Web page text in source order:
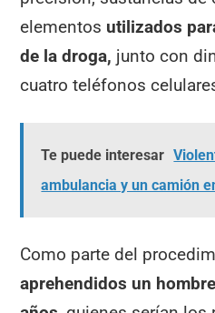
elementos utilizados
de la droga, junto con
cuatro teléfonos
Te puede interesar
ambulancia y un camión
Como parte del
aprehendidos un